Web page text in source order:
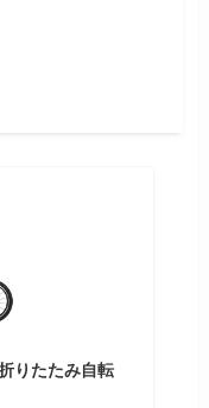
りたたみ自転